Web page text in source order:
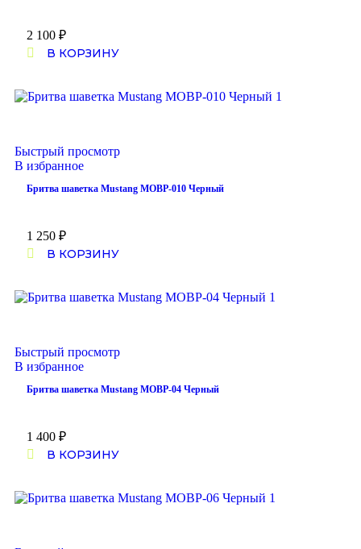
2 100 ₽
В КОРЗИНУ
Быстрый просмотр
В избранное
Бритва шаветка Mustang MOBP-010 Черный
1 250 ₽
В КОРЗИНУ
Быстрый просмотр
В избранное
Бритва шаветка Mustang MOBP-04 Черный
1 400 ₽
В КОРЗИНУ